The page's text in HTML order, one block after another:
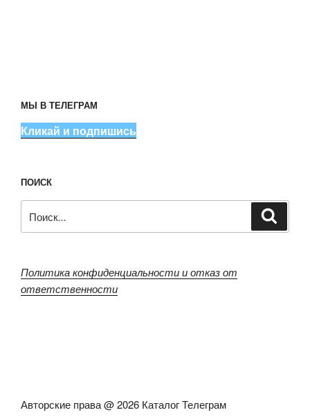
МЫ В ТЕЛЕГРАМ
Кликай и подпишись
ПОИСК
Политика конфиденциальности и отказ от
ответственности
Авторские права @ 2026 Каталог Телеграм